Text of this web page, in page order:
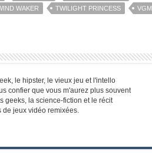
WAKER TWILIGHT PRINCESS
VGM
le hipster, le vieux jeu et l'intello
confier que vous m'aurez plus souvent
geeks, la science-fiction et le récit
de jeux vidéo remixées.